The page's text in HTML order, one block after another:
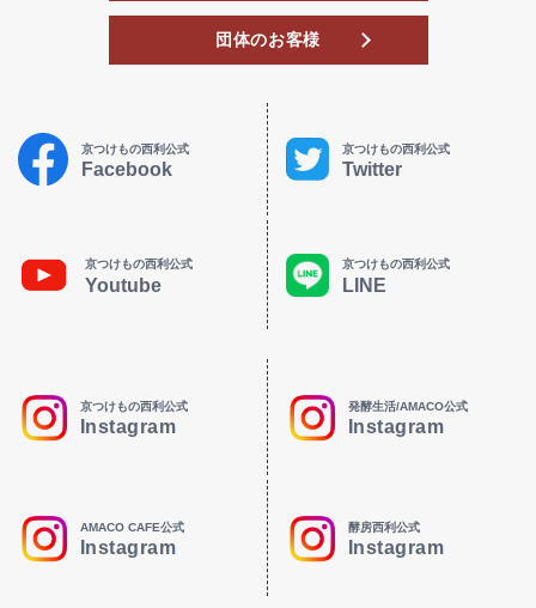
団体のお客様
京つけもの西利公式
Facebook
京つけもの西利公式
Twitter
京つけもの西利公式
Youtube
京つけもの西利公式
LINE
京つけもの西利公式
Instagram
発酵生活/AMACO公式
Instagram
AMACO CAFE公式
Instagram
酵房西利公式
Instagram